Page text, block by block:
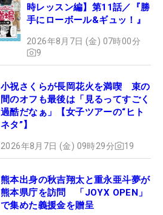
時レッスン編】第11話／『勝
手にローボール&ギュッ！』
2026年8月7日 (金) 07時00分
9
小祝さくらが長岡花火を満喫 束の
間のオフも最後は「見るってすごく
過酷だなぁ」【女子ツアーの“ヒト
ネタ”】
2026年8月7日 (金) 09時29分 19
熊本出身の秋吉翔太と重永亜斗夢が
熊本県庁を訪問 「JOYX OPEN」
で集めた義援金を贈呈